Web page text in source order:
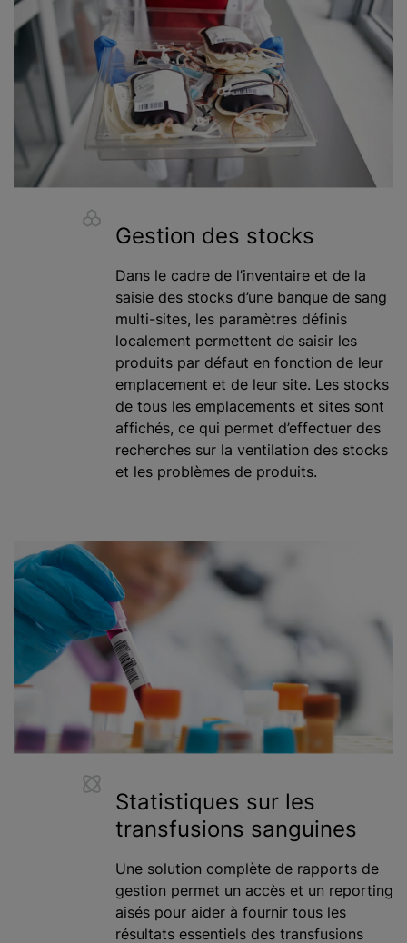
Gestion des stocks
Dans le cadre de l’inventaire et de la
saisie des stocks d’une banque de sang
multi-sites, les paramètres définis
localement permettent de saisir les
produits par défaut en fonction de leur
emplacement et de leur site. Les stocks
de tous les emplacements et sites sont
affichés, ce qui permet d’effectuer des
recherches sur la ventilation des stocks
et les problèmes de produits.
Statistiques sur les
transfusions sanguines
Une solution complète de rapports de
gestion permet un accès et un reporting
aisés pour aider à fournir tous les
résultats essentiels des transfusions